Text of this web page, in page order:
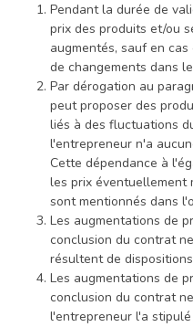
Pendant la durée de
prix des produits et/ou
augmentés, sauf en
de changements dans
Par dérogation au
peut proposer des
liés à des fluctuations
l'entrepreneur n'a
Cette dépendance à
les prix éventuellement
sont mentionnés dans
Les augmentations de
conclusion du contrat
résultent de
Les augmentations de
conclusion du contrat
l'entrepreneur l'a